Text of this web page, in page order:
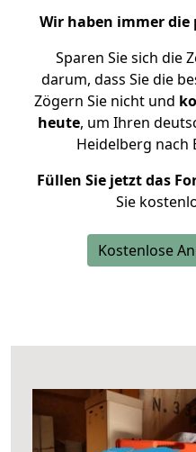
Wir haben immer die
Sparen Sie sich die
darum, dass Sie die
Zögern Sie nicht und
heute, um Ihren
Heidelberg nach
Füllen Sie jetzt das
Sie
Kostenlose